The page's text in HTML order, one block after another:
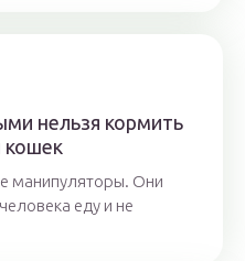
нельзя кормить
кошек
манипуляторы. Они
еду и не